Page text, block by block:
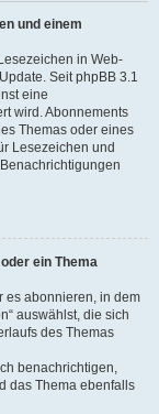
und einem
in Web-
Seit phpBB 3.1
eine
wird. Abonnements
Themas oder eines
Lesezeichen und
ein Thema
es abonnieren, in dem
auswählst, die sich
des Themas
benachrichtigen,
das Thema ebenfalls